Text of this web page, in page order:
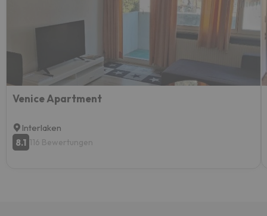
Venice Apartment
Interlaken
8.1 116 Bewertungen